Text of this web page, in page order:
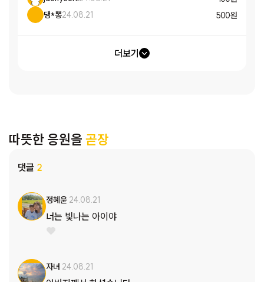
댕*뽕24.08.21 500 원
더보기
따뜻한 응원을 곧장
댓글 2
정혜윤 24.08.21
너는 빛나는 아이야
자녀 24.08.21